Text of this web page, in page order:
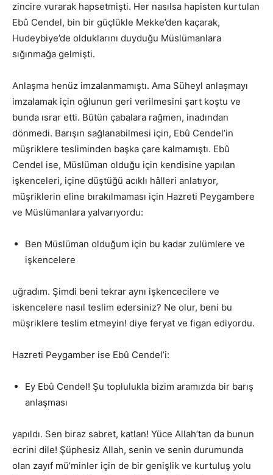
zincire vurarak hapsetmişti. Her nasılsa hapisten kurtulan
Ebû Cendel, bin bir güçlükle Mekke’den kaçarak,
Hudeybiye’de olduklarını duyduğu Müslümanlara
sığınmağa gelmişti.
Anlaşma henüz imzalanmamıştı. Ama Süheyl anlaşmayı
imzalamak için oğlunun geri verilmesini şart koştu ve
bunda ısrar etti. Bütün çabalara rağmen, inadından
dönmedi. Barışın sağlanabilmesi için, Ebû Cendel’in
müşriklere tesliminden başka çare kalmamıştı. Ebû
Cendel ise, Müslüman olduğu için kendisine yapılan
işkenceleri, içine düştüğü acıklı hâlleri anlatıyor,
müşriklerin eline bırakılmaması için Hazreti Peygambere
ve Müslümanlara yalvarıyordu:
Ben Müslüman olduğum için bu kadar zulümlere ve
işkencelere
uğradım. Şimdi beni tekrar aynı işkencecilere ve
iskencelere nasıl teslim edersiniz? Ne olur, beni bu
müşriklere teslim etmeyin! diye feryat ve figan ediyordu.
Hazreti Peygamber ise Ebû Cendel’i:
Ey Ebû Cendel! Şu toplulukla bizim aramızda bir barış
anlaşması
yapıldı. Sen biraz sabret, katlan! Yüce Allah’tan da bunun
ecrini dile! Şüphesiz Allah, senin ve senin durumunda
olan zayıf mü’minler için de bir genişlik ve kurtuluş yolu